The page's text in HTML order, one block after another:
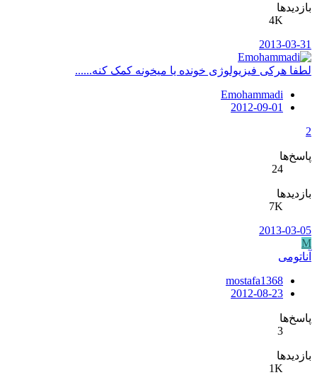
بازدیدها
4K
2013-03-31
لطفا هرکی فیزیولوژی خونده یا میخونه کمک کنه......
Emohammadi
2012-09-01
2
پاسخ‌ها
24
بازدیدها
7K
2013-03-05
M
آناتومی
mostafa1368
2012-08-23
پاسخ‌ها
3
بازدیدها
1K